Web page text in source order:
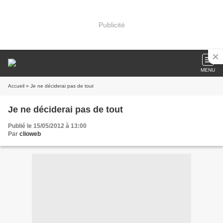
Publicité
MENU
Accueil » Je ne déciderai pas de tout
Je ne déciderai pas de tout
Publié le 15/05/2012 à 13:00
Par clioweb